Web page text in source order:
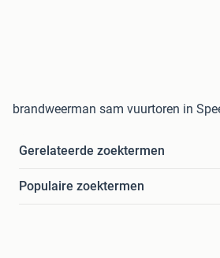
brandweerman sam vuurtoren in
Gerelateerde zoektermen
Populaire zoektermen